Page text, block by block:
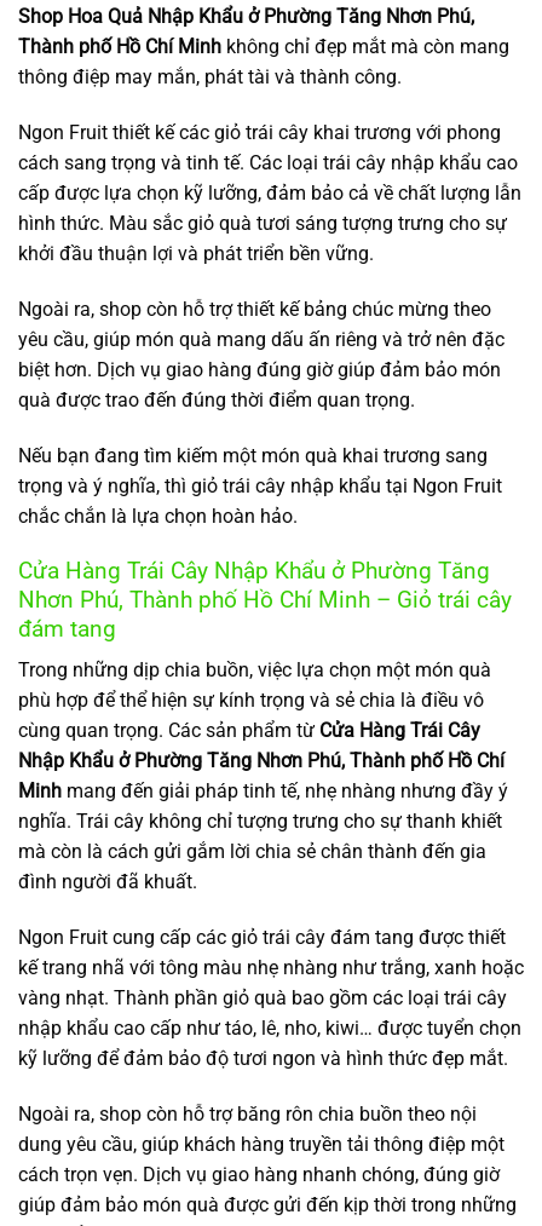
Shop Hoa Quả Nhập Khẩu ở Phường Tăng Nhơn Phú,
Thành phố Hồ Chí Minh không chỉ đẹp mắt mà còn mang
thông điệp may mắn, phát tài và thành công.
Ngon Fruit thiết kế các giỏ trái cây khai trương với phong
cách sang trọng và tinh tế. Các loại trái cây nhập khẩu cao
cấp được lựa chọn kỹ lưỡng, đảm bảo cả về chất lượng lẫn
hình thức. Màu sắc giỏ quà tươi sáng tượng trưng cho sự
khởi đầu thuận lợi và phát triển bền vững.
Ngoài ra, shop còn hỗ trợ thiết kế bảng chúc mừng theo
yêu cầu, giúp món quà mang dấu ấn riêng và trở nên đặc
biệt hơn. Dịch vụ giao hàng đúng giờ giúp đảm bảo món
quà được trao đến đúng thời điểm quan trọng.
Nếu bạn đang tìm kiếm một món quà khai trương sang
trọng và ý nghĩa, thì giỏ trái cây nhập khẩu tại Ngon Fruit
chắc chắn là lựa chọn hoàn hảo.
Cửa Hàng Trái Cây Nhập Khẩu ở Phường Tăng
Nhơn Phú, Thành phố Hồ Chí Minh – Giỏ trái cây
đám tang
Trong những dịp chia buồn, việc lựa chọn một món quà
phù hợp để thể hiện sự kính trọng và sẻ chia là điều vô
cùng quan trọng. Các sản phẩm từ Cửa Hàng Trái Cây
Nhập Khẩu ở Phường Tăng Nhơn Phú, Thành phố Hồ Chí
Minh mang đến giải pháp tinh tế, nhẹ nhàng nhưng đầy ý
nghĩa. Trái cây không chỉ tượng trưng cho sự thanh khiết
mà còn là cách gửi gắm lời chia sẻ chân thành đến gia
đình người đã khuất.
Ngon Fruit cung cấp các giỏ trái cây đám tang được thiết
kế trang nhã với tông màu nhẹ nhàng như trắng, xanh hoặc
vàng nhạt. Thành phần giỏ quà bao gồm các loại trái cây
nhập khẩu cao cấp như táo, lê, nho, kiwi… được tuyển chọn
kỹ lưỡng để đảm bảo độ tươi ngon và hình thức đẹp mắt.
Ngoài ra, shop còn hỗ trợ băng rôn chia buồn theo nội
dung yêu cầu, giúp khách hàng truyền tải thông điệp một
cách trọn vẹn. Dịch vụ giao hàng nhanh chóng, đúng giờ
giúp đảm bảo món quà được gửi đến kịp thời trong những